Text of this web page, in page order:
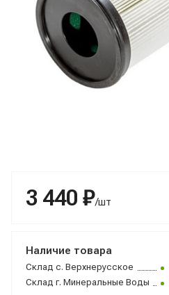
3 440 ₽/шт
Наличие товара
Склад с. Верхнерусское
Склад г. Минеральные Воды